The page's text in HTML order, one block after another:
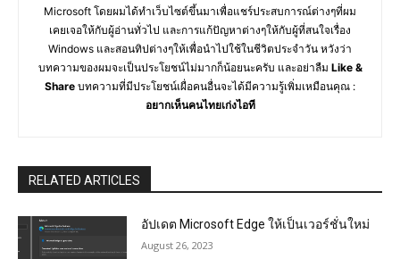
Microsoft โดยผมได้ทำเว็บไซต์ขึ้นมาเพื่อแชร์ประสบการณ์ต่างๆที่ผม
เคยเจอให้กับผู้อ่านทั่วไป และการแก้ปัญหาต่างๆให้กับผู้ที่สนใจเรื่อง
Windows และสอนทิปต่างๆให้เพื่อนำไปใช้ในชีวิตประจำวัน หวังว่า
บทความของผมจะเป็นประโยชน์ไม่มากก็น้อยนะครับ และอย่าลืม Like &
Share บทความที่มีประโยชน์เผื่อคนอื่นจะได้มีความรู้เพิ่มเหมือนคุณ :
อยากเห็นคนไทยเก่งไอที
RELATED ARTICLES
อัปเดต Microsoft Edge ให้เป็นเวอร์ชั่นใหม่
August 26, 2023